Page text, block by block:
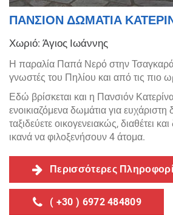
ΠΑΝΣΙΟΝ ΔΩΜΑΤΙΑ
Χωριό: Άγιος Ιωάννης
Η παραλία Παπά Νερό στην
γνωστές του Πηλίου και από τις πιο
Εδώ βρίσκεται και η Πανσιόν
ενοικιαζόμενα δωμάτια για
ταξιδεύετε οικογενειακώς, διαθέτει
ικανά να φιλοξενήσουν 4 άτομα.
Περισσότερες
( +30 ) 6972 484809